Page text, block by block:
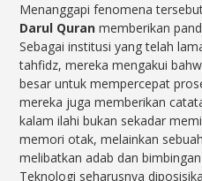
Menanggapi fenomena
Darul Quran memberikan
Sebagai institusi yang telah
tahfidz, mereka mengakui
besar untuk mempercepat
mereka juga memberikan
kalam ilahi bukan sekadar
memori otak, melainkan
melibatkan adab dan
Teknologi seharusnya